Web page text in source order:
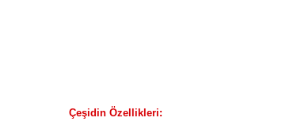
Çeşidin Özellikleri: